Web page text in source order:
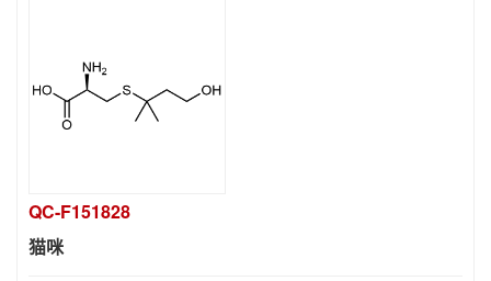
QC-F151828
猫咪